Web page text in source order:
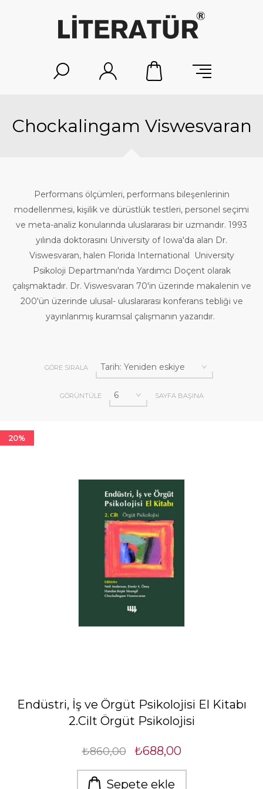
Chockalingam Viswesvaran
Performans ölçümleri, performans bileşenlerinin
modellenmesi, kişilik ve dürüstlük testleri, personel seçimi
ve meta-analiz konularında uluslararası bir uzmandır. 1993
yılında doktorasını University of Iowa'da alan Dr.
Viswesvaran, halen Florida International University
Psikoloji Departmanı'nda Yardımcı Doçent olarak
çalışmaktadır. Dr. Viswesvaran 70'in üzerinde makalenin ve
200'ün üzerinde ulusal- uluslararası konferans tebliği ve
yayınlanmış kuramsal çalışmanın yazarıdır.
GÖRE SIRALA
GÖRÜNTÜLE SAYFA BAŞINA
20%
Endüstri, İş ve Örgüt Psikolojisi El Kitabı
2.Cilt Örgüt Psikolojisi
₺860,00 ₺688,00
Sepete ekle